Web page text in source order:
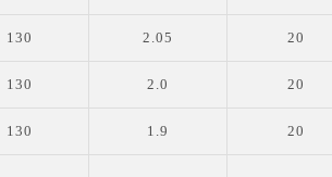
130 2.05 20
130 2.0 20
130 1.9 20